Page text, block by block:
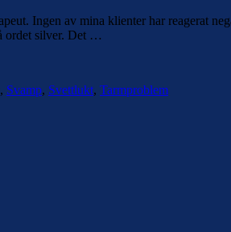
Ingen av mina klienter har reagerat
ordet silver. Det …
, Svamp, Svettlukt, Tarmproblem